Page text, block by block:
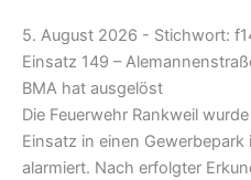
5. August 2026 - Stichwort:
Einsatz 149 –
BMA hat ausgelöst
Die Feuerwehr Rankweil
Einsatz in einen
alarmiert. Nach erfolgter